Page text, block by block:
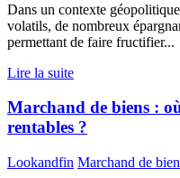
Dans un contexte
volatils, de nombreux
permettant de faire fructifier...
Lire la suite
Marchand de biens :
rentables ?
Lookandfin Marchand de